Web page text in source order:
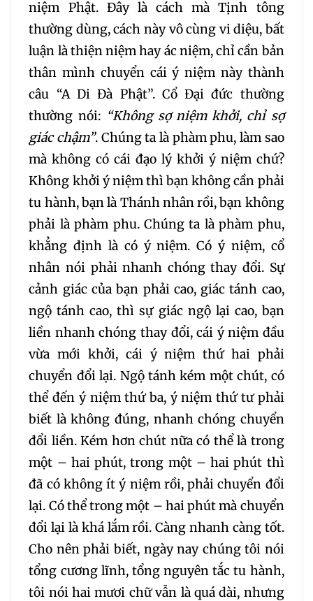
niệm Phật. Đây là cách mà Tịnh tông
thường dùng, cách này vô cùng vi diệu, bất
luận là thiện niệm hay ác niệm, chỉ cần bản
thân mình chuyển cái ý niệm này thành
câu “A Di Đà Phật”. Cổ Đại đức thường
thường nói: “Không sợ niệm khởi, chỉ sợ
giác chậm”. Chúng ta là phàm phu, làm sao
mà không có cái đạo lý khởi ý niệm chứ?
Không khởi ý niệm thì bạn không cần phải
tu hành, bạn là Thánh nhân rồi, bạn không
phải là phàm phu. Chúng ta là phàm phu,
khẳng định là có ý niệm. Có ý niệm, cổ
nhân nói phải nhanh chóng thay đổi. Sự
cảnh giác của bạn phải cao, giác tánh cao,
ngộ tánh cao, thì sự giác ngộ lại cao, bạn
liền nhanh chóng thay đổi, cái ý niệm đầu
vừa mới khởi, cái ý niệm thứ hai phải
chuyển đổi lại. Ngộ tánh kém một chút, có
thể đến ý niệm thứ ba, ý niệm thứ tư phải
biết là không đúng, nhanh chóng chuyển
đổi liền. Kém hơn chút nữa có thể là trong
một – hai phút, trong một – hai phút thì
đã có không ít ý niệm rồi, phải chuyển đổi
lại. Có thể trong một – hai phút mà chuyển
đổi lại là khá lắm rồi. Càng nhanh càng tốt.
Cho nên phải biết, ngày nay chúng tôi nói
tổng cương lĩnh, tổng nguyên tắc tu hành,
tôi nói hai mươi chữ vẫn là quá dài, nhưng